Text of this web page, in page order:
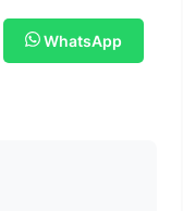
WhatsApp